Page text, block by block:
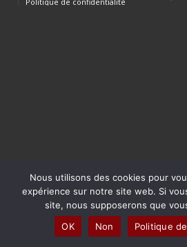
Nous utilisons des cookies pour
expérience sur notre site web. Si
site, nous supposerons que
OK
Non Politique